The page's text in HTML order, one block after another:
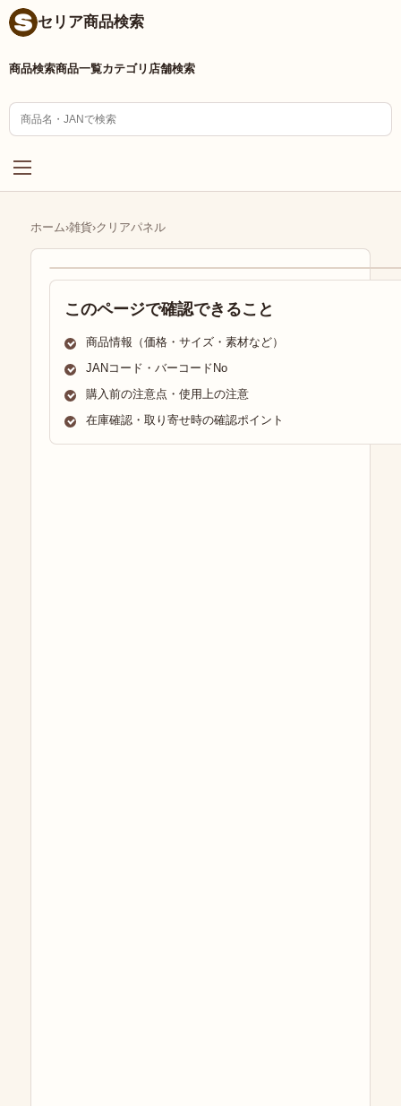
セリア商品検索
商品検索商品一覧カテゴリ 店舗検索
ホーム›雑貨›クリアパネル
このページで確認できること
商品情報（価格・サイズ・素材など）
JANコード・バーコードNo
購入前の注意点・使用上の注意
在庫確認・取り寄せ時の確認ポイント